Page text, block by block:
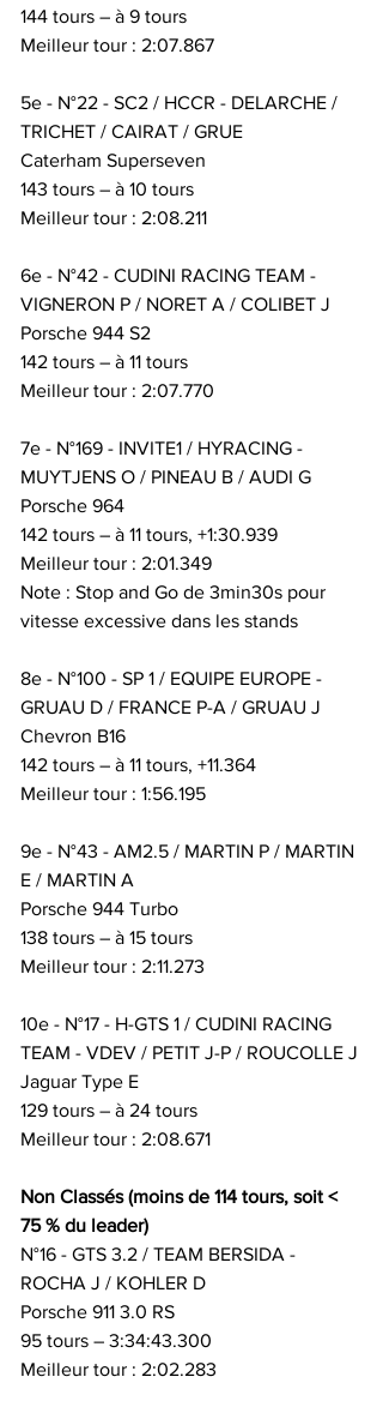
144 tours – à 9 tours
Meilleur tour : 2:07.867
5e - N°22 - SC2 / HCCR - DELARCHE /
TRICHET / CAIRAT / GRUE
Caterham Superseven
143 tours – à 10 tours
Meilleur tour : 2:08.211
6e - N°42 - CUDINI RACING TEAM -
VIGNERON P / NORET A / COLIBET J
Porsche 944 S2
142 tours – à 11 tours
Meilleur tour : 2:07.770
7e - N°169 - INVITE1 / HYRACING -
MUYTJENS O / PINEAU B / AUDI G
Porsche 964
142 tours – à 11 tours, +1:30.939
Meilleur tour : 2:01.349
Note : Stop and Go de 3min30s pour
vitesse excessive dans les stands
8e - N°100 - SP 1 / EQUIPE EUROPE -
GRUAU D / FRANCE P-A / GRUAU J
Chevron B16
142 tours – à 11 tours, +11.364
Meilleur tour : 1:56.195
9e - N°43 - AM2.5 / MARTIN P / MARTIN
E / MARTIN A
Porsche 944 Turbo
138 tours – à 15 tours
Meilleur tour : 2:11.273
10e - N°17 - H-GTS 1 / CUDINI RACING
TEAM - VDEV / PETIT J-P / ROUCOLLE J
Jaguar Type E
129 tours – à 24 tours
Meilleur tour : 2:08.671
Non Classés (moins de 114 tours, soit <
75 % du leader)
N°16 - GTS 3.2 / TEAM BERSIDA -
ROCHA J / KOHLER D
Porsche 911 3.0 RS
95 tours – 3:34:43.300
Meilleur tour : 2:02.283